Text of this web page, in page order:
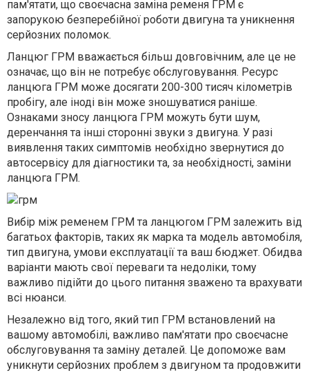
пам'ятати, що своєчасна заміна ременя ГРМ є
запорукою безперебійної роботи двигуна та уникнення
серйозних поломок.
Ланцюг ГРМ вважається більш довговічним, але це не
означає, що він не потребує обслуговування. Ресурс
ланцюга ГРМ може досягати 200-300 тисяч кілометрів
пробігу, але іноді він може зношуватися раніше.
Ознаками зносу ланцюга ГРМ можуть бути шум,
деренчання та інші сторонні звуки з двигуна. У разі
виявлення таких симптомів необхідно звернутися до
автосервісу для діагностики та, за необхідності, заміни
ланцюга ГРМ.
Вибір між ременем ГРМ та ланцюгом ГРМ залежить від
багатьох факторів, таких як марка та модель автомобіля,
тип двигуна, умови експлуатації та ваш бюджет. Обидва
варіанти мають свої переваги та недоліки, тому
важливо підійти до цього питання зважено та врахувати
всі нюанси.
Незалежно від того, який тип ГРМ встановлений на
вашому автомобілі, важливо пам'ятати про своєчасне
обслуговування та заміну деталей. Це допоможе вам
уникнути серйозних проблем з двигуном та продовжити